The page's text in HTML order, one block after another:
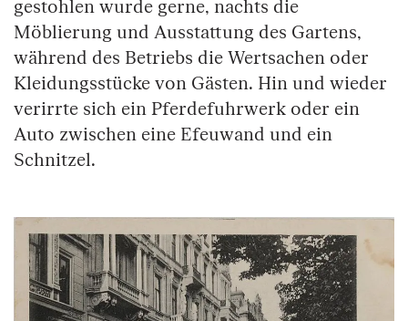
gestohlen wurde gerne, nachts die
Möblierung und Ausstattung des Gartens,
während des Betriebs die Wertsachen oder
Kleidungsstücke von Gästen. Hin und wieder
verirrte sich ein Pferdefuhrwerk oder ein
Auto zwischen eine Efeuwand und ein
Schnitzel.